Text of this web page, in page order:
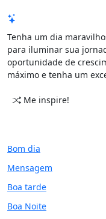
Tenha um dia
para iluminar sua
oportunidade de
máximo e tenha um
Me inspire!
Bom dia
Mensagem
Boa tarde
Boa Noite